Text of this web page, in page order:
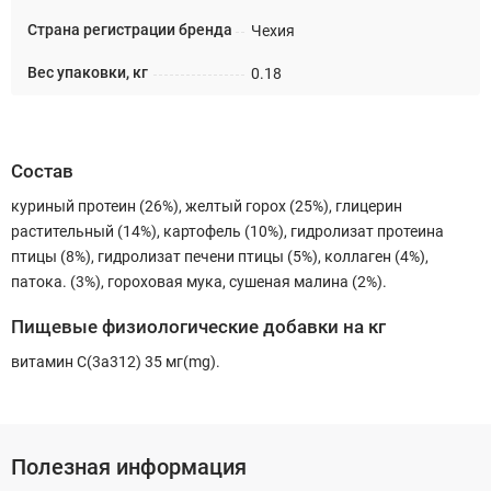
Страна регистрации бренда Чехия
Вес упаковки, кг 0.18
Состав
куриный протеин (26%), желтый горох (25%), глицерин
растительный (14%), картофель (10%), гидролизат протеина
птицы (8%), гидролизат печени птицы (5%), коллаген (4%),
патока. (3%), гороховая мука, сушеная малина (2%).
Пищевые физиологические добавки на кг
витамин C(3a312) 35 мг(mg).
Полезная информация